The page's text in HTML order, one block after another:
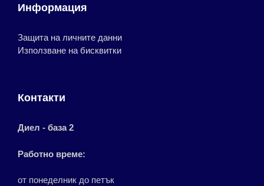
Информация
Защита на личните данни
Използване на бисквитки
Контакти
Диел - база 2
Работно време:
от понеделник до петък